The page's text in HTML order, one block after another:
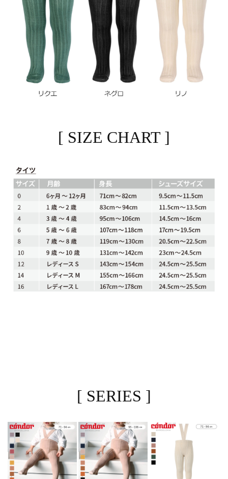
[ SIZE CHART ]
[ SERIES ]